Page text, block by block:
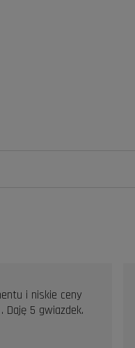
i niskie ceny
Daję 5 gwiazdek.